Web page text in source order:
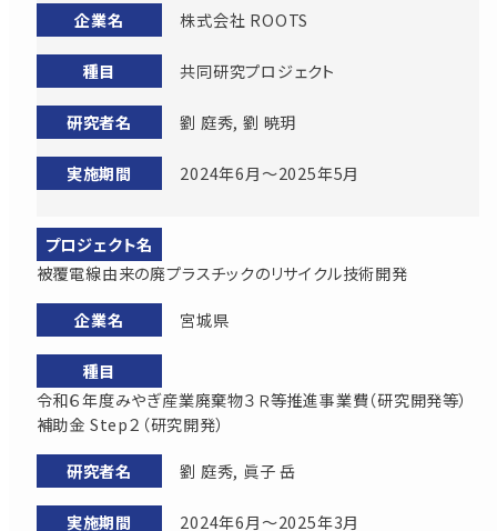
株式会社 ROOTS
共同研究プロジェクト
劉 庭秀, 劉 暁玥
2024年6月～2025年5月
被覆電線由来の廃プラスチックのリサイクル技術開発
宮城県
令和６年度みやぎ産業廃棄物３Ｒ等推進事業費（研究開発等）
補助金 Step２（研究開発）
劉 庭秀, 眞子 岳
2024年6月～2025年3月